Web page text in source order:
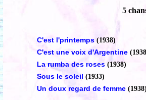
5
C'est l'printemps (1938)
C'est une voix d'Argentine
La rumba des roses (1938)
Sous le soleil (1933)
Un doux regard de femme (1938)